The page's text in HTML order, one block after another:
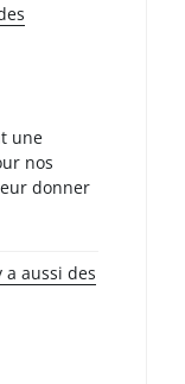
une
nos
donner
aussi des